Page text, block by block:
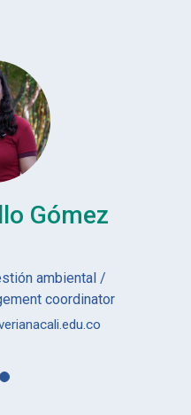
Gómez
ambiental /
coordinator